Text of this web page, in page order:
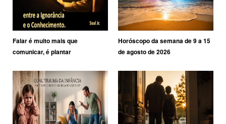
Falar é muito mais que
comunicar, é plantar
Horóscopo da semana de 9 a 15
de agosto de 2026